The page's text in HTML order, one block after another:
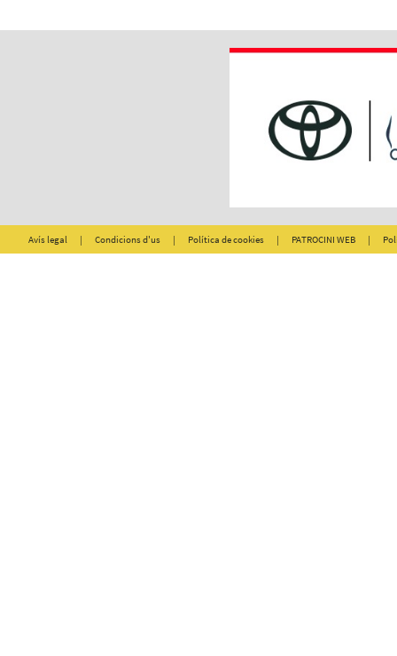
Avís legal | Condicions d'us | Política de cookies | PATROCINI WEB |